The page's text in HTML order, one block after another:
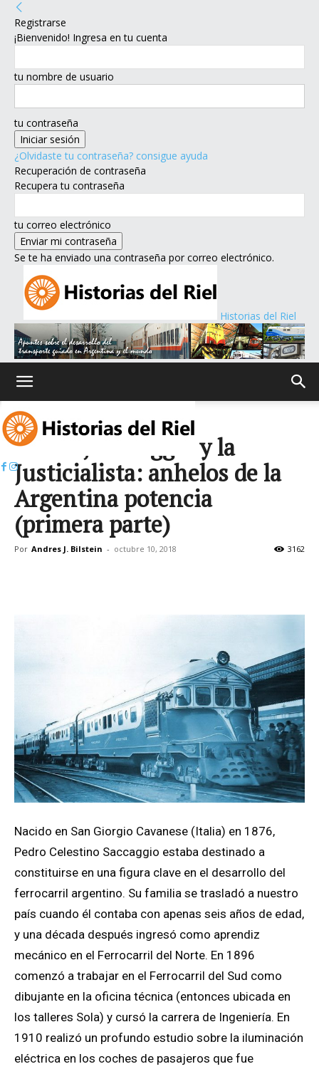
Registrarse
¡Bienvenido! Ingresa en tu cuenta
tu nombre de usuario
tu contraseña
¿Olvidaste tu contraseña? consigue ayuda
Recuperación de contraseña
Recupera tu contraseña
tu correo electrónico
Se te ha enviado una contraseña por correo electrónico.
Historias del Riel
Inicio
FADEL, Saccaggio y la
Justicialista: anhelos de la
Argentina potencia
(primera parte)
Por Andres J. Bilstein - octubre 10, 2018 3162
Nacido en San Giorgio Cavanese (Italia) en 1876,
Pedro Celestino Saccaggio estaba destinado a
constituirse en una figura clave en el desarrollo del
ferrocarril argentino. Su familia se trasladó a nuestro
país cuando él contaba con apenas seis años de edad,
y una década después ingresó como aprendiz
mecánico en el Ferrocarril del Norte. En 1896
comenzó a trabajar en el Ferrocarril del Sud como
dibujante en la oficina técnica (entonces ubicada en
los talleres Sola) y cursó la carrera de Ingeniería. En
1910 realizó un profundo estudio sobre la iluminación
eléctrica en los coches de pasajeros que fue